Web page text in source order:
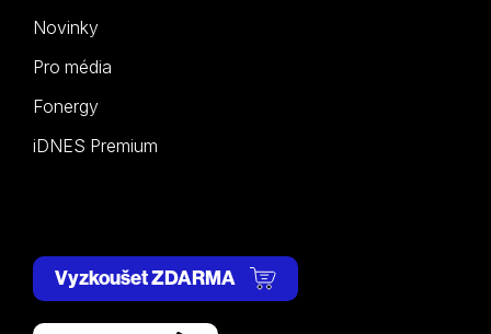
Novinky
Pro média
Fonergy
iDNES Premium
Vyzkoušet ZDARMA